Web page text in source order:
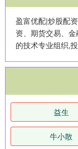
盈富优配|炒股配
资、期货交易、
的技术专业组织,
益生
牛小散